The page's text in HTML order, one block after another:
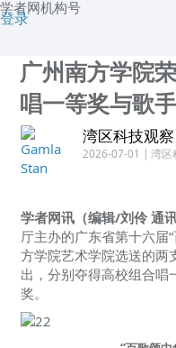
学者网机构号
登录
广州南方学院
唱一等奖与歌
湾区科技观察
2026-07-01 | 湾区
学者网讯（编辑/刘伶 通
厅主办的广东省第十六届
方学院艺术学院选送的两
出，分别夺得高校组合唱
奖。